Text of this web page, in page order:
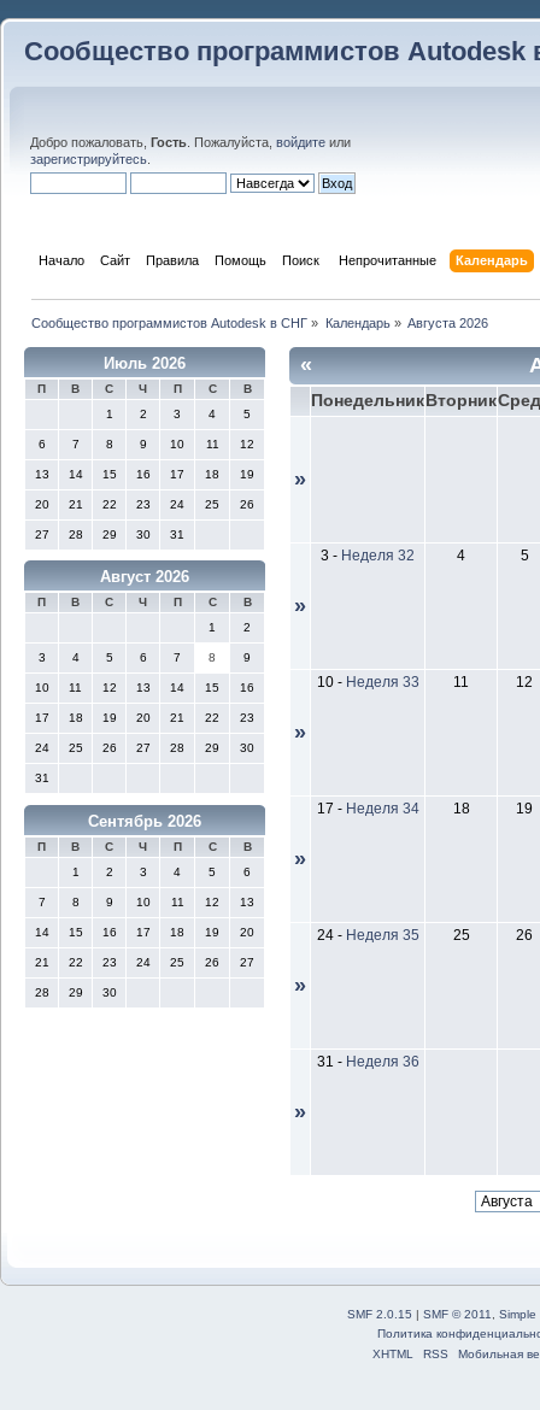
Сообщество программистов Autodesk
Добро пожаловать, Гость . Пожалуйста, войдите или
зарегистрируйтесь
Начало Сайт Правила Помощь Поиск Непрочитанные Календарь
Сообщество программистов Autodesk в СНГ » Календарь» Августа 2026
Июль 2026
П В С Ч П С
В
1
2 3 4 5
6 7 8 9 10 11 12
13 14 15 16 17 18 19
20 21 22 23 24 25 26
27 28 29 30 31
Август 2026
П В С Ч П С
В
1
2
3 4 5 6 7 8 9
10 11 12 13 14 15 16
17 18 19 20 21 22 23
24 25 26 27 28 29 30
31
Сентябрь 2026
П В С Ч П С
В
1
2 3 4 5 6
7 8 9 10 11 12 13
14 15 16 17 18 19 20
21 22 23 24 25 26 27
28 29 30
«
ПонедельникВторник
»
»
3 - Неделя 32 4 5
»
10- Неделя 33 11 12
»
17 - Неделя 34 18 19
»
24- Неделя 35 25 26
»
31 - Неделя 36
SMF 2.0.15 | SMF © 2011, Simple
Политика
XHTML
RSS Мобильная